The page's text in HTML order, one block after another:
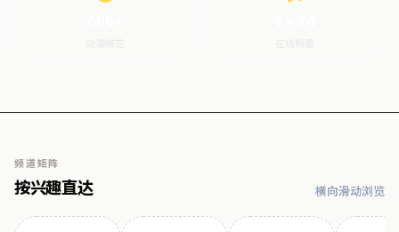
频道矩阵
按兴趣直达 横向滑动浏览